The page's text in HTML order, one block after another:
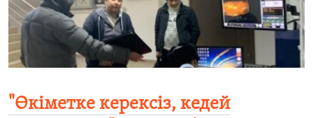
"Өкіметке керексіз, кедей